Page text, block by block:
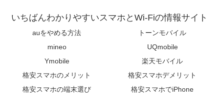
いちばんわかりやすいスマホとWi-Fiの情報サイト
auをやめる方法
トーンモバイル
mineo
UQmobile
Ymobile
楽天モバイル
格安スマホのメリット
格安スマホデメリット
格安スマホの端末選び
格安スマホでiPhone